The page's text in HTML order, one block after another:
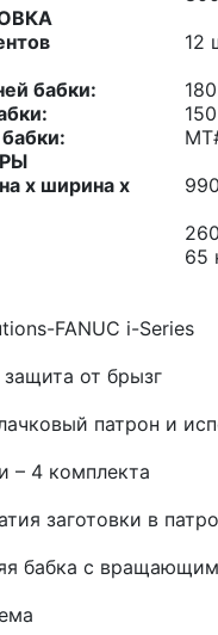
12
бабки:
х ширина х
65
FANUC i-Series
от брызг
патрон и
– 4 комплекта
заготовки в
бабка с